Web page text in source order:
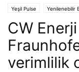
Yeşil Pulse Yenilenebilir
CW
verimlilik